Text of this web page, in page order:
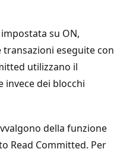
impostata su ON,
eseguite con
utilizzano il
invece dei blocchi
della funzione
Read Committed. Per